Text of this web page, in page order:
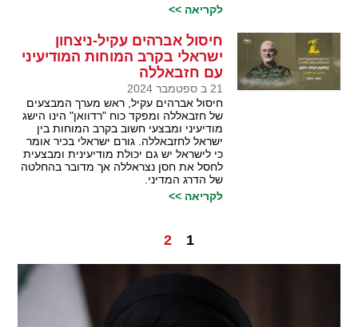
לקריאה >>
חיסול אברהים עקיל-ניצחון
ישראלי בקרב המוחות המודיעיני
עם חזבאללה
21 ב ספטמבר 2024
חיסול אברהים עקיל, ראש מערך המבצעים
של חזבאללה ומפקד כוח "רדוואן" הינו הישג
מודיעיני ומבצעי חשוב בקרב המוחות בין
ישראל לחזבאללה. גורם ישראלי בכיר אומר
כי לישראל יש גם יכולת מודיעינית ומבצעית
לחסל את חסן נצראללה אך מדובר בהחלטה
של הדרג המדיני.
לקריאה >>
1
2